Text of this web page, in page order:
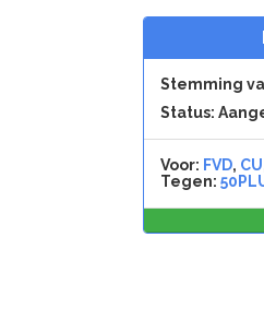
Stemming
Status:
Voor: FVD, CU
Tegen: